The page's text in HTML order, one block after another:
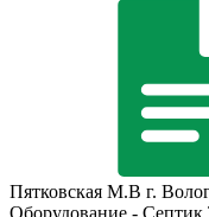
Пятковская М.В г.